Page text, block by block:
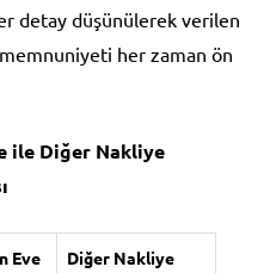
detay düşünülerek verilen
her zaman ön
ile Diğer Nakliye
Eve
Diğer Nakliye